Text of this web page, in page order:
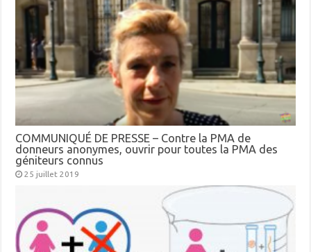
COMMUNIQUÉ DE PRESSE – Contre la PMA de
donneurs anonymes, ouvrir pour toutes la PMA des
géniteurs connus
25 juillet 2019